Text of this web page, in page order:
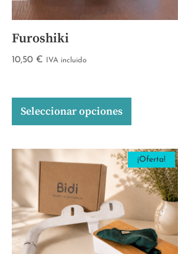
Furoshiki
10,50 € IVA incluido
Seleccionar opciones
¡Oferta!